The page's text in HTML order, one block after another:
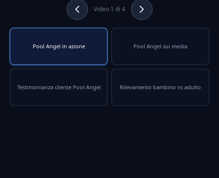
Video 1 di 4
Pool Angel in azione Pool Angel sui media
Testimonianza cliente Pool Angel Rilevamento bambino vs adulto